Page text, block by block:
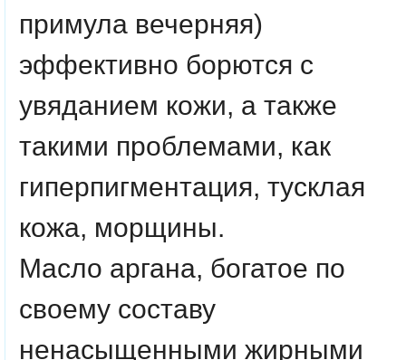
примула вечерняя)
эффективно борются с
увяданием кожи, а также
такими проблемами, как
гиперпигментация, тусклая
кожа, морщины.
Масло аргана, богатое по
своему составу
ненасыщенными жирными